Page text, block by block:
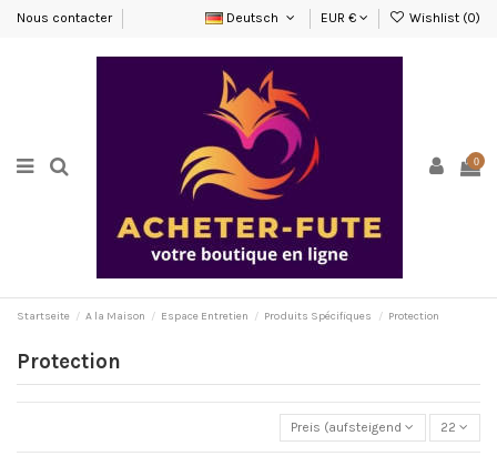
Nous contacter Deutsch EUR € Wishlist (0)
0
Startseite A la Maison Espace Entretien Produits Spécifiques Protection
Protection
Preis (aufsteigend) 22